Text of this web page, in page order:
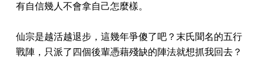
有自信幾人不會拿自己怎麼樣。
仙宗是越活越退步，這幾年爭傻了吧？末氏聞名的五行
戰陣，只派了四個後輩憑藉殘缺的陣法就想抓我回去？